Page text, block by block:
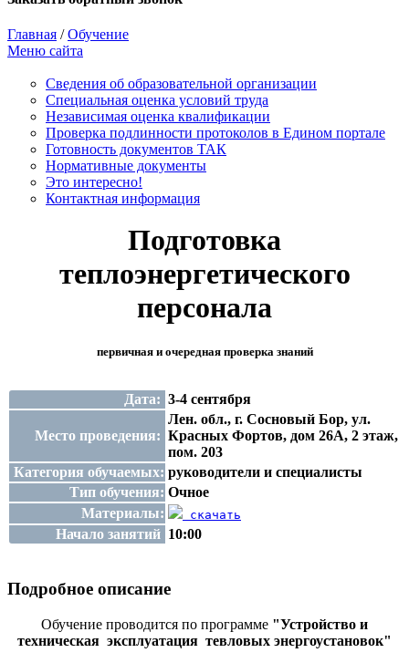
Главная /Обучение
Меню сайта
Сведения об образовательной организации
Cпециальная оценка условий труда
Независимая оценка квалификации
Проверка подлинности протоколов в Едином портале
Готовность документов ТАК
Нормативные документы
Это интересно!
Контактная информация
Подготовка
теплоэнергетического
персонала
первичная и очередная проверка знаний
Дата: 3-4 сентября
Место проведения:
Лен. обл., г. Сосновый Бор, ул.
Красных Фортов, дом 26А, 2 этаж,
пом. 203
Категория обучаемых: руководители и специалисты
Тип обучения: Очное
Материалы:
скачать
Начало занятий 10:00
Подробное описание
Обучение проводится по программе "Устройство и
техническая эксплуатация тевловых энергоустановок"